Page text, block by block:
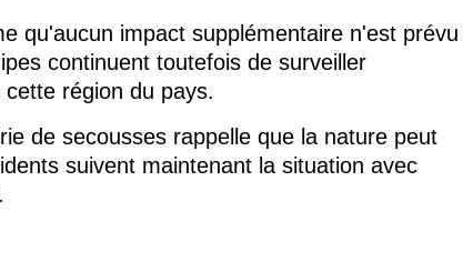
qu'aucun impact supplémentaire n'est prévu
continuent toutefois de surveiller
région du pays.
de secousses rappelle que la nature peut
suivent maintenant la situation avec